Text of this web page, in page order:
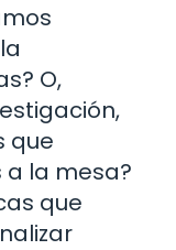
O,
que
la mesa?
que